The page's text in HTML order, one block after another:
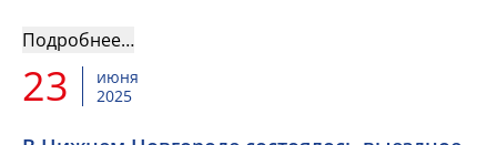
финансист» для членов Союза Финансистов России
Подробнее…
23
июня
2025